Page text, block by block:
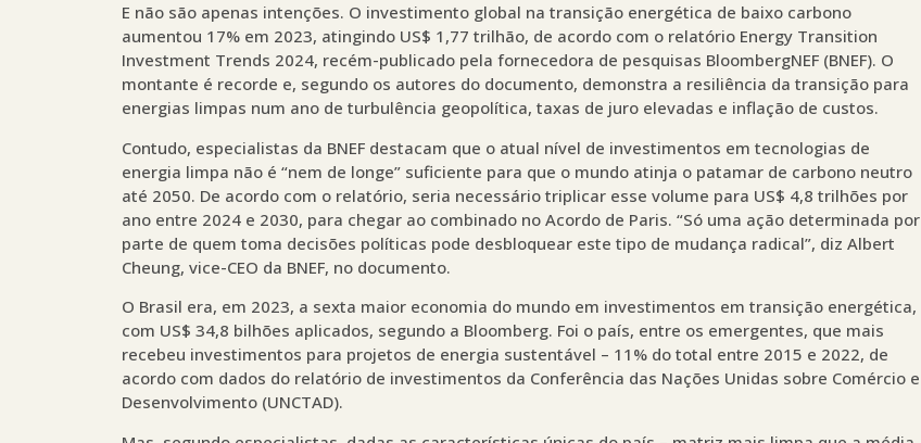
E não são apenas intenções. O investimento global na transição energética de baixo carbono
aumentou 17% em 2023, atingindo US$ 1,77 trilhão, de acordo com o relatório Energy Transition
Investment Trends 2024, recém-publicado pela fornecedora de pesquisas BloombergNEF (BNEF). O
montante é recorde e, segundo os autores do documento, demonstra a resiliência da transição para
energias limpas num ano de turbulência geopolítica, taxas de juro elevadas e inflação de custos.
Contudo, especialistas da BNEF destacam que o atual nível de investimentos em tecnologias de
energia limpa não é “nem de longe” suficiente para que o mundo atinja o patamar de carbono neutro
até 2050. De acordo com o relatório, seria necessário triplicar esse volume para US$ 4,8 trilhões por
ano entre 2024 e 2030, para chegar ao combinado no Acordo de Paris. “Só uma ação determinada por
parte de quem toma decisões políticas pode desbloquear este tipo de mudança radical”, diz Albert
Cheung, vice-CEO da BNEF, no documento.
O Brasil era, em 2023, a sexta maior economia do mundo em investimentos em transição energética,
com US$ 34,8 bilhões aplicados, segundo a Bloomberg. Foi o país, entre os emergentes, que mais
recebeu investimentos para projetos de energia sustentável – 11% do total entre 2015 e 2022, de
acordo com dados do relatório de investimentos da Conferência das Nações Unidas sobre Comércio e
Desenvolvimento (UNCTAD).